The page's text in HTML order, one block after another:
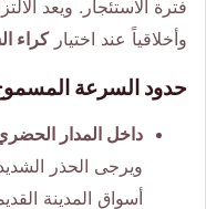
فترة الاستئجار. ويعد
وأخلاقياً عند اختياركراء
حدود السرعة المسموح
داخل المدار
ويرجى الحذر
أسواق المدينة